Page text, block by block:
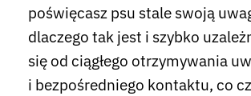
poświęcasz psu stale swoją
dlaczego tak jest i szybko
się od ciągłego otrzymywania
i bezpośredniego kontaktu, co